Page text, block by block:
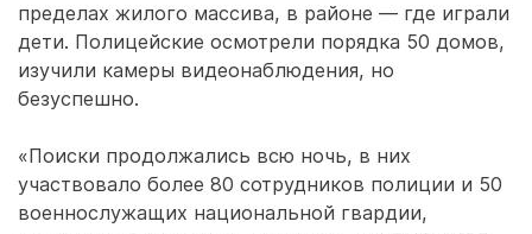
пределах жилого массива, в районе — где играли
дети. Полицейские осмотрели порядка 50 домов,
изучили камеры видеонаблюдения, но
безуспешно.
«Поиски продолжались всю ночь, в них
участвовало более 80 сотрудников полиции и 50
военнослужащих национальной гвардии,